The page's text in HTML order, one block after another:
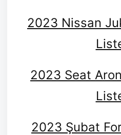
2023 Nissan
2023 Seat
2023 Şubat